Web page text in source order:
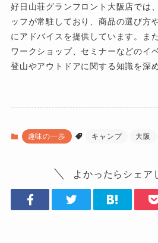
好日山荘グランフロント大阪店では
ッフが常駐しており、商品の選び方
にアドバイスを提供しています。ま
ワークショップ、セミナーなどのイ
登山やアウトドアに関する知識を深
趣味の一歩 キャンプ 大阪
よかったらシェア